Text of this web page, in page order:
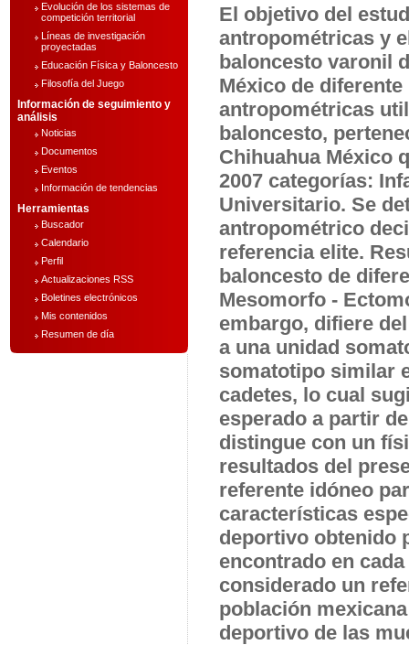
Evolución de los sistemas de
competición territorial
Líneas de investigación
proyectadas
Educación Física y Baloncesto
Filosofía del Juego
Información de seguimiento y
análisis
Noticias
Documentos
Eventos
Información de tendencias
Herramientas
Buscador
Calendario
Perfil
Actualizaciones RSS
Boletines electrónicos
Mis contenidos
Resumen de día
El objetivo del
antropométricas y
baloncesto varonil
México de
antropométricas
baloncesto,
Chihuahua México
2007 categorías:
Universitario. Se
antropométrico
referencia elite.
baloncesto de
Mesomorfo -
embargo, difiere
a una unidad
somatotipo similar
cadetes, lo cual
esperado a partir
distingue con un
resultados del
referente idóneo
características
deportivo obtenido
encontrado en
considerado un
población
deportivo de las